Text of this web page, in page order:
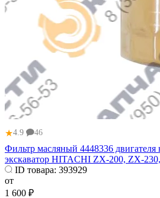
★4.9 46
Фильтр масляный 4448336 двигателя
экскаватор HITACHI ZX-200, ZX-
ID товара: 393929
от
1 600 ₽